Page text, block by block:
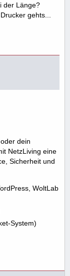
der Länge?
gehts...
dein
NetzLiving eine
Sicherheit und
WoltLab
System)